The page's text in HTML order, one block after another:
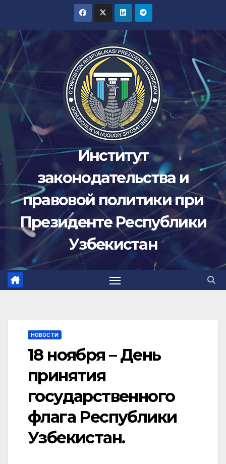
содержимому
Институт
законодательства и
правовой политики при
Президенте Республики
Узбекистан
НОВОСТИ
18 ноября – День
принятия
государственного
флага Республики
Узбекистан.